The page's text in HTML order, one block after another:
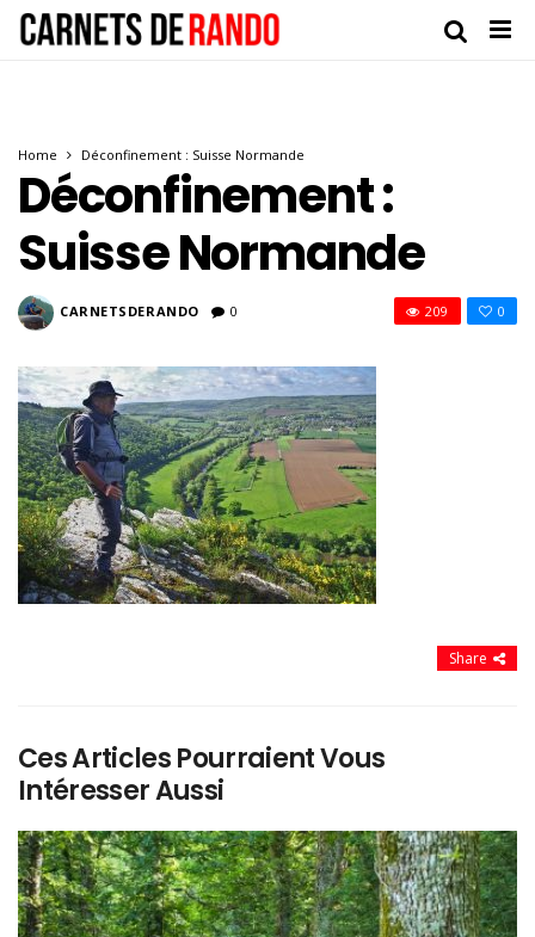
Home Déconfinement : Suisse Normande
Déconfinement :
Suisse Normande
CARNETSDERANDO 0 0
209
Share
Ces Articles Pourraient Vous
Intéresser Aussi